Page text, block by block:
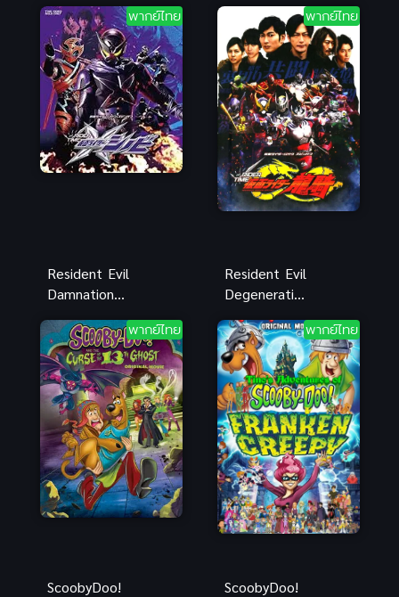
ผี ซับไทย
ผี พากย์ไทย
พากย์ไทย
Resident Evil
Damnation
พันธุ์ไวรัส
พากย์ไทย
พากย์ไทย
Resident Evil
Degeneration
ปลุกพันธุ์ไวรัส
มฤตยู พากย์
ไทย
พากย์ไทย
ScoobyDoo!
พากย์ไทย
ScoobyDoo!